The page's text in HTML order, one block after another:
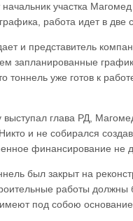
начальник участка
работа идет в две
и представитель
запланированные
тоннель уже готов к
выступал глава РД,
и не собирался
финансирование не
был закрыт на
работы должны
под собою